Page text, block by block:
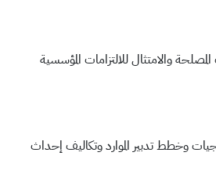
والامتثال للالتزامات المؤسسية
وخطط تدبير الموارد وتكاليف إحداث